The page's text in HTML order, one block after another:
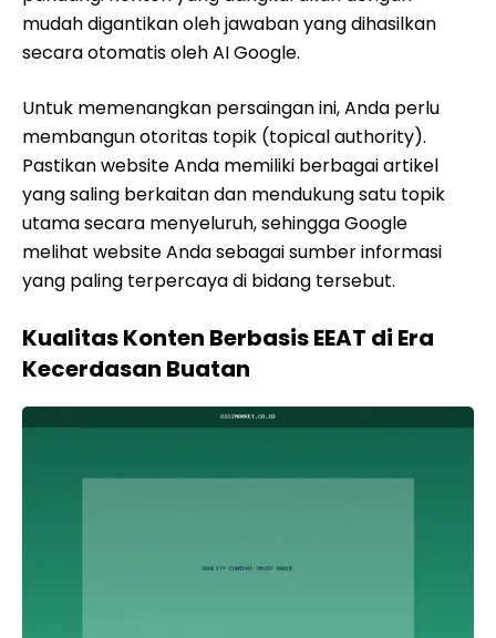
mudah digantikan oleh jawaban yang dihasilkan
secara otomatis oleh AI Google.
Untuk memenangkan persaingan ini, Anda perlu
membangun otoritas topik (topical authority).
Pastikan website Anda memiliki berbagai artikel
yang saling berkaitan dan mendukung satu topik
utama secara menyeluruh, sehingga Google
melihat website Anda sebagai sumber informasi
yang paling terpercaya di bidang tersebut.
Kualitas Konten Berbasis EEAT di Era
Kecerdasan Buatan